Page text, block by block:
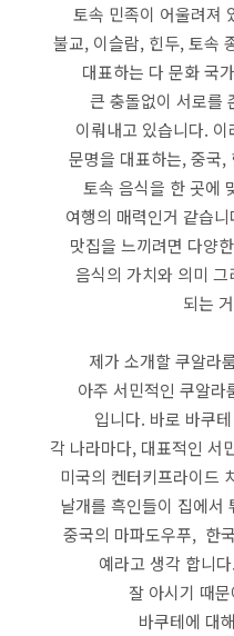
토속 민족이 어울려져
불교, 이슬람, 힌두, 토속
대표하는 다 문화 국
큰 충돌없이 서로를
이뤄내고 있습니다.
문명을 대표하는, 중국,
토속 음식을 한 곳에
여행의 매력인거 같습
맛집을 느끼려면 다양
음식의 가치와 의미
되는
제가 소개할 쿠알라
아주 서민적인 쿠알라
입니다. 바로 바쿠
각 나라마다, 대표적인
미국의 켄터키프라이드
날개를 흑인들이 집에서
중국의 마파도우푸, 한
예라고 생각 합니
잘 아시기 때
바쿠테에 대